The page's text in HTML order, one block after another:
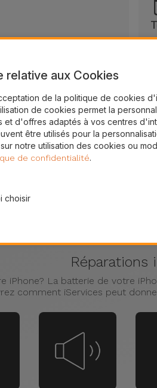
Réparations
iPhone? La batterie de votre
comment iServices peut
relative aux Cookies
de la politique de cookies
de cookies permet la
et d'offres adaptés à vos centres
être utilisés pour la
notre utilisation des cookies ou
de confidentialité.
choisir